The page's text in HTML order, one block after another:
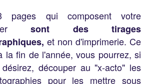
pages qui composent votre
sont des tirages
et non d'imprimerie. Ce
la fin de l'année, vous pourrez, si
découper au "x-acto" les
pour les mettre sous